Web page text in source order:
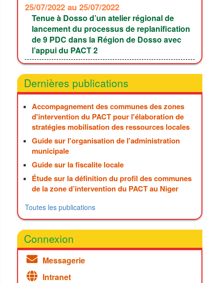
25/07/2022 au 25/07/2022
Tenue à Dosso d’un atelier régional de
lancement du processus de replanification
de 9 PDC dans la Région de Dosso avec
l’appui du PACT 2
Dernières publications
Accompagnement des communes des zones
d'intervention du PACT pour l'élaboration de
stratégies mobilisation des ressources locales
Guide sur l'organisation de l'administration
municipale
Guide sur la fiscalite locale
Étude sur la définition du profil des communes
de la zone d’intervention du PACT au Niger
Toutes les publications
Connexion
Messagerie
Intranet